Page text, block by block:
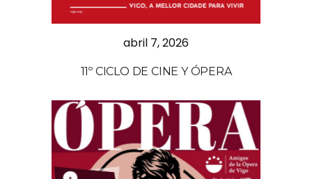
abril 7, 2026
11º CICLO DE CINE Y ÓPERA